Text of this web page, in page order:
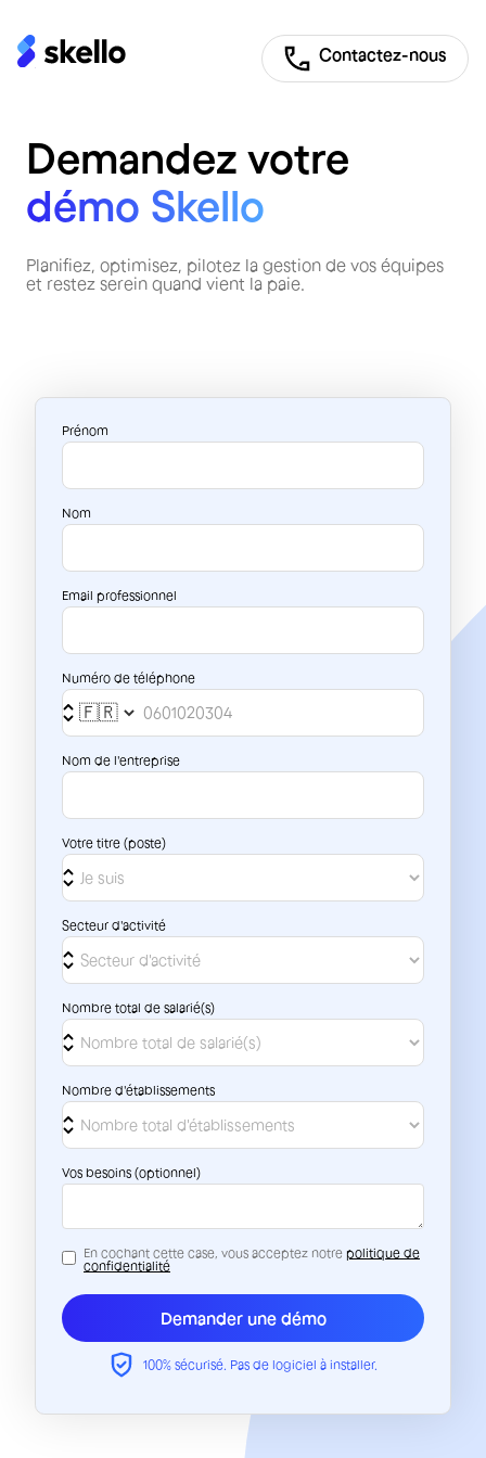
Contactez-nous
Demandez votre
démo Skello
Planifiez, optimisez, pilotez la gestion de vos équipes
et restez serein quand vient la paie.
Prénom
Nom
Email professionnel
Numéro de téléphone
Nom de l'entreprise
Votre titre (poste)
Secteur d'activité
Nombre total de salarié(s)
Nombre d'établissements
Vos besoins (optionnel)
En cochant cette case, vous acceptez notre politique de
confidentialité
100% sécurisé. Pas de logiciel à installer.